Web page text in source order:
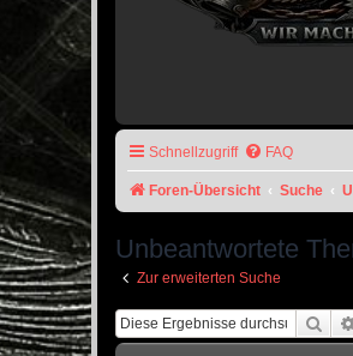
Schnellzugriff FAQ
Foren-Übersicht Suche
Unbeantwortete
Zur erweiterten Suche